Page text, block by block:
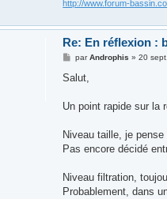
http://www.forum-
Re: En réflexion :
M
s
g
parAndrophis »20
Salut,
Un point rapide sur la
Niveau taille, je
Pas encore décidé
Niveau filtration,
Probablement, dans